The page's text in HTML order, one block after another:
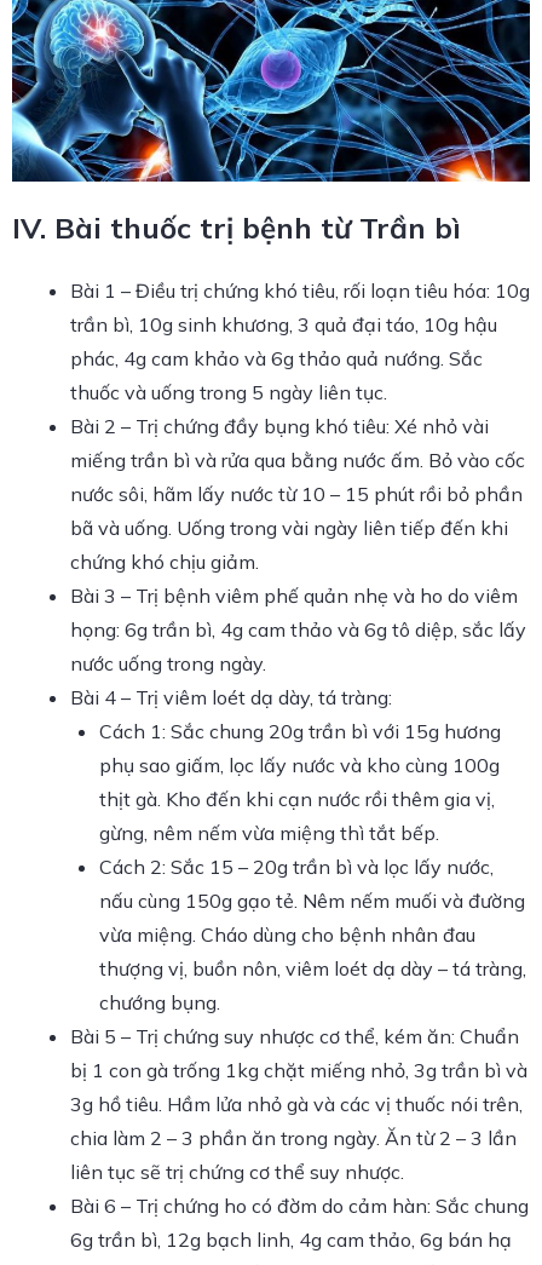
IV. Bài thuốc trị bệnh từ Trần bì
Bài 1 – Điều trị chứng khó tiêu, rối loạn tiêu hóa: 10g
trần bì, 10g sinh khương, 3 quả đại táo, 10g hậu
phác, 4g cam khảo và 6g thảo quả nướng. Sắc
thuốc và uống trong 5 ngày liên tục.
Bài 2 – Trị chứng đầy bụng khó tiêu: Xé nhỏ vài
miếng trần bì và rửa qua bằng nước ấm. Bỏ vào cốc
nước sôi, hãm lấy nước từ 10 – 15 phút rồi bỏ phần
bã và uống. Uống trong vài ngày liên tiếp đến khi
chứng khó chịu giảm.
Bài 3 – Trị bệnh viêm phế quản nhẹ và ho do viêm
họng: 6g trần bì, 4g cam thảo và 6g tô diệp, sắc lấy
nước uống trong ngày.
Bài 4 – Trị viêm loét dạ dày, tá tràng:
Cách 1: Sắc chung 20g trần bì với 15g hương
phụ sao giấm, lọc lấy nước và kho cùng 100g
thịt gà. Kho đến khi cạn nước rồi thêm gia vị,
gừng, nêm nếm vừa miệng thì tắt bếp.
Cách 2: Sắc 15 – 20g trần bì và lọc lấy nước,
nấu cùng 150g gạo tẻ. Nêm nếm muối và đường
vừa miệng. Cháo dùng cho bệnh nhân đau
thượng vị, buồn nôn, viêm loét dạ dày – tá tràng,
chướng bụng.
Bài 5 – Trị chứng suy nhược cơ thể, kém ăn: Chuẩn
bị 1 con gà trống 1kg chặt miếng nhỏ, 3g trần bì và
3g hồ tiêu. Hầm lửa nhỏ gà và các vị thuốc nói trên,
chia làm 2 – 3 phần ăn trong ngày. Ăn từ 2 – 3 lần
liên tục sẽ trị chứng cơ thể suy nhược.
Bài 6 – Trị chứng ho có đờm do cảm hàn: Sắc chung
6g trần bì, 12g bạch linh, 4g cam thảo, 6g bán hạ